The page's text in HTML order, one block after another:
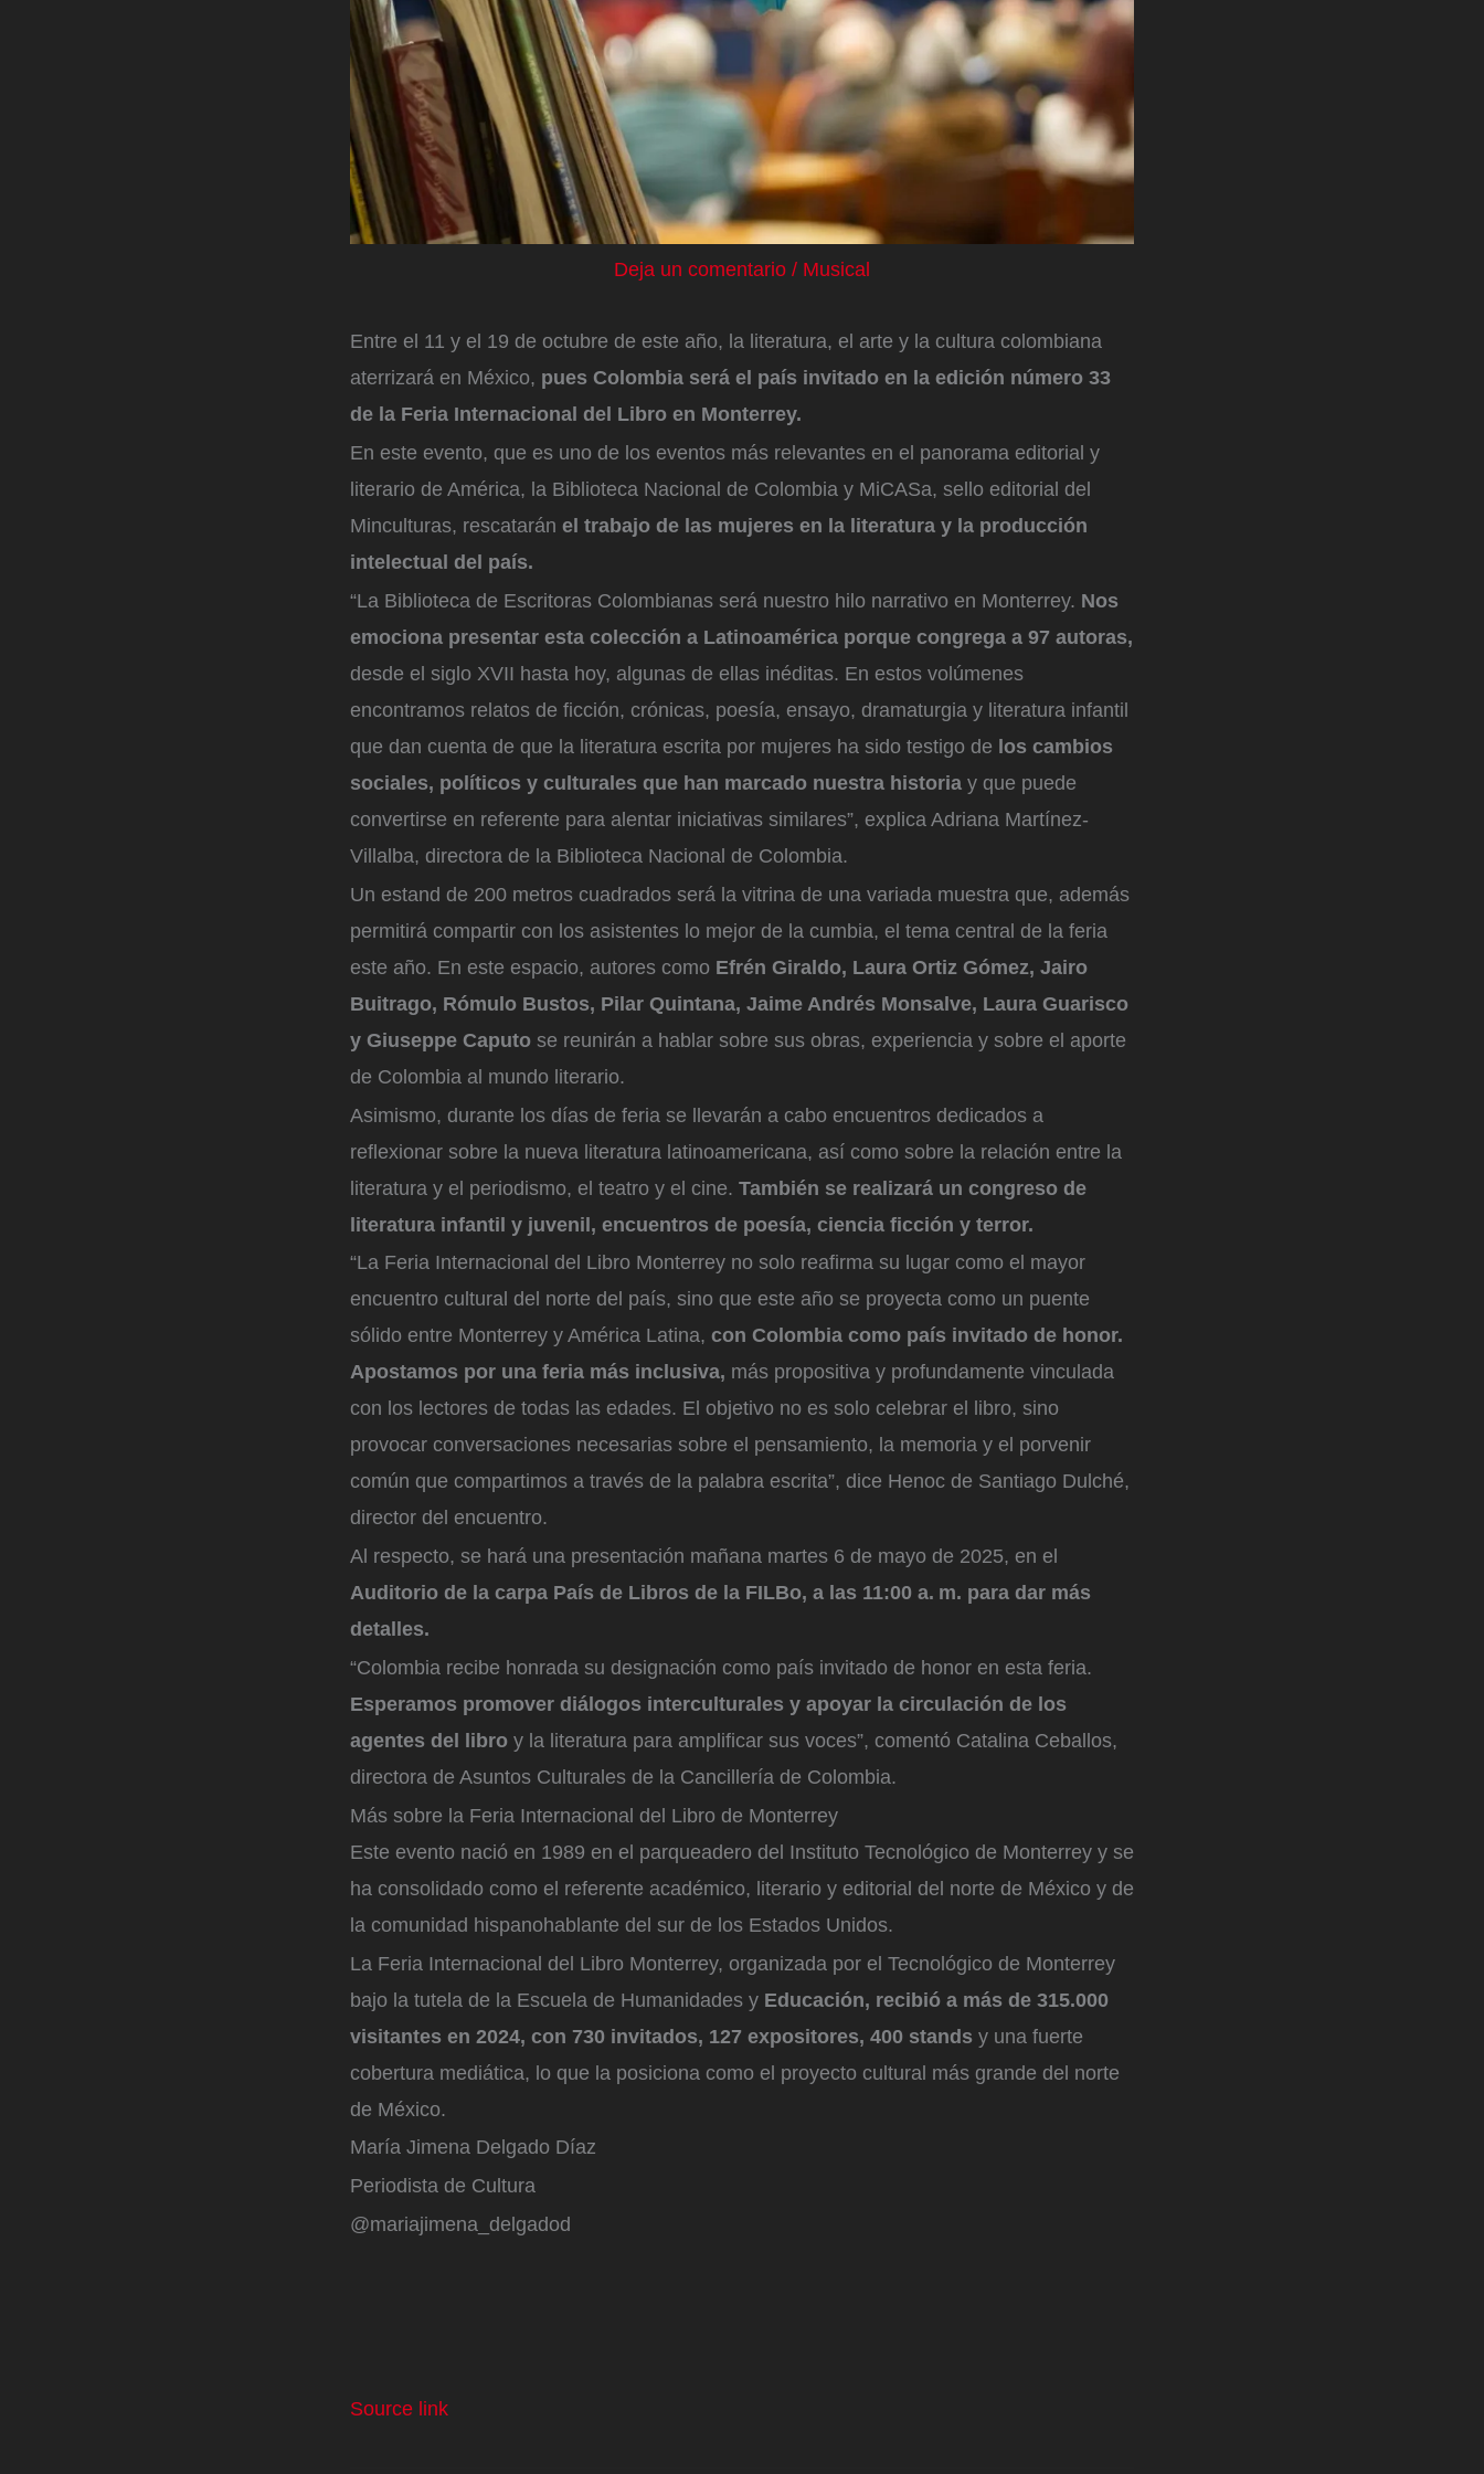
Deja un comentario / Musical
Entre el 11 y el 19 de octubre de este año, la literatura, el arte y la cultura colombiana
aterrizará en México, pues Colombia será el país invitado en la edición número 33
de la Feria Internacional del Libro en Monterrey.
En este evento, que es uno de los eventos más relevantes en el panorama editorial y
literario de América, la Biblioteca Nacional de Colombia y MiCASa, sello editorial del
Minculturas, rescatarán el trabajo de las mujeres en la literatura y la producción
intelectual del país.
“La Biblioteca de Escritoras Colombianas será nuestro hilo narrativo en Monterrey. Nos
emociona presentar esta colección a Latinoamérica porque congrega a 97 autoras,
desde el siglo XVII hasta hoy, algunas de ellas inéditas. En estos volúmenes
encontramos relatos de ficción, crónicas, poesía, ensayo, dramaturgia y literatura infantil
que dan cuenta de que la literatura escrita por mujeres ha sido testigo de los cambios
sociales, políticos y culturales que han marcado nuestra historia y que puede
convertirse en referente para alentar iniciativas similares”, explica Adriana Martínez-
Villalba, directora de la Biblioteca Nacional de Colombia.
Un estand de 200 metros cuadrados será la vitrina de una variada muestra que, además
permitirá compartir con los asistentes lo mejor de la cumbia, el tema central de la feria
este año. En este espacio, autores como Efrén Giraldo, Laura Ortiz Gómez, Jairo
Buitrago, Rómulo Bustos, Pilar Quintana, Jaime Andrés Monsalve, Laura Guarisco
y Giuseppe Caputo se reunirán a hablar sobre sus obras, experiencia y sobre el aporte
de Colombia al mundo literario.
Asimismo, durante los días de feria se llevarán a cabo encuentros dedicados a
reflexionar sobre la nueva literatura latinoamericana, así como sobre la relación entre la
literatura y el periodismo, el teatro y el cine. También se realizará un congreso de
literatura infantil y juvenil, encuentros de poesía, ciencia ficción y terror.
“La Feria Internacional del Libro Monterrey no solo reafirma su lugar como el mayor
encuentro cultural del norte del país, sino que este año se proyecta como un puente
sólido entre Monterrey y América Latina, con Colombia como país invitado de honor.
Apostamos por una feria más inclusiva, más propositiva y profundamente vinculada
con los lectores de todas las edades. El objetivo no es solo celebrar el libro, sino
provocar conversaciones necesarias sobre el pensamiento, la memoria y el porvenir
común que compartimos a través de la palabra escrita”, dice Henoc de Santiago Dulché,
director del encuentro.
Al respecto, se hará una presentación mañana martes 6 de mayo de 2025, en el
Auditorio de la carpa País de Libros de la FILBo, a las 11:00 a. m. para dar más
detalles.
“Colombia recibe honrada su designación como país invitado de honor en esta feria.
Esperamos promover diálogos interculturales y apoyar la circulación de los
agentes del libro y la literatura para amplificar sus voces”, comentó Catalina Ceballos,
directora de Asuntos Culturales de la Cancillería de Colombia.
Más sobre la Feria Internacional del Libro de Monterrey
Este evento nació en 1989 en el parqueadero del Instituto Tecnológico de Monterrey y se
ha consolidado como el referente académico, literario y editorial del norte de México y de
la comunidad hispanohablante del sur de los Estados Unidos.
La Feria Internacional del Libro Monterrey, organizada por el Tecnológico de Monterrey
bajo la tutela de la Escuela de Humanidades y Educación, recibió a más de 315.000
visitantes en 2024, con 730 invitados, 127 expositores, 400 stands y una fuerte
cobertura mediática, lo que la posiciona como el proyecto cultural más grande del norte
de México.
María Jimena Delgado Díaz
Periodista de Cultura
@mariajimena_delgadod
Source link